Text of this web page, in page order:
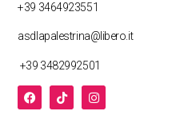
+39 3464923551
asdlapalestrina@libero.it
+39 3482992501